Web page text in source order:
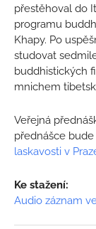
přestěhoval do
programu
Khapy. Po
studovat
buddhistických
mnichem
Veřejná
přednášce
laskavosti v
Ke stažení:
Audio záznam